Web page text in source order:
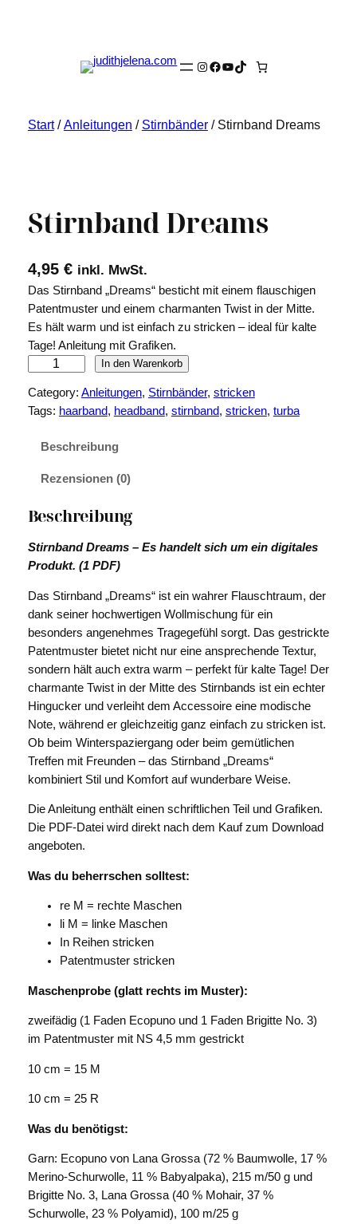
Instagram
Facebook
YouTube
TikTok
Start/Anleitungen / Stirnbänder/ Stirnband Dreams
Stirnband Dreams
4,95 € inkl. MwSt.
Das Stirnband „Dreams“ besticht mit einem flauschigen
Patentmuster und einem charmanten Twist in der Mitte.
Es hält warm und ist einfach zu stricken – ideal für kalte
Tage! Anleitung mit Grafiken.
r
d
r
e
m
s
M
e
n
g
e
In den Warenkorb
Category: Anleitungen, Stirnbänder, stricken
Tags: haarband, headband, stirnband, stricken, turba
Beschreibung
Rezensionen (0)
Beschreibung
Stirnband Dreams – Es handelt sich um ein digitales
Produkt. (1 PDF)
Das Stirnband „Dreams“ ist ein wahrer Flauschtraum, der
dank seiner hochwertigen Wollmischung für ein
besonders angenehmes Tragegefühl sorgt. Das gestrickte
Patentmuster bietet nicht nur eine ansprechende Textur,
sondern hält auch extra warm – perfekt für kalte Tage! Der
charmante Twist in der Mitte des Stirnbands ist ein echter
Hingucker und verleiht dem Accessoire eine modische
Note, während er gleichzeitig ganz einfach zu stricken ist.
Ob beim Winterspaziergang oder beim gemütlichen
Treffen mit Freunden – das Stirnband „Dreams“
kombiniert Stil und Komfort auf wunderbare Weise.
Die Anleitung enthält einen schriftlichen Teil und Grafiken.
Die PDF-Datei wird direkt nach dem Kauf zum Download
angeboten.
Was du beherrschen solltest:
re M = rechte Maschen
li M = linke Maschen
In Reihen stricken
Patentmuster stricken
Maschenprobe (glatt rechts im Muster):
zweifädig (1 Faden Ecopuno und 1 Faden Brigitte No. 3)
im Patentmuster mit NS 4,5 mm gestrickt
10 cm = 15 M
10 cm = 25 R
Was du benötigst:
Garn: Ecopuno von Lana Grossa (72 % Baumwolle, 17 %
Merino-Schurwolle, 11 % Babyalpaka), 215 m/50 g und
Brigitte No. 3, Lana Grossa (40 % Mohair, 37 %
Schurwolle, 23 % Polyamid), 100 m/25 g